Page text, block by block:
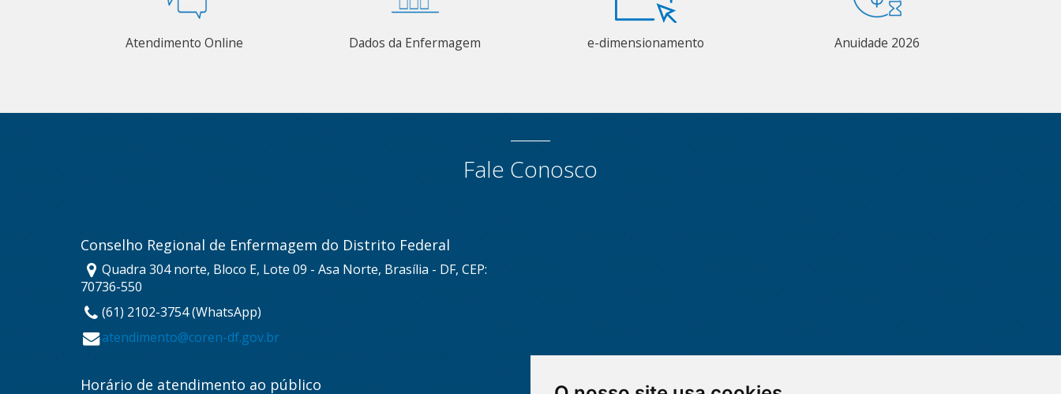
Atendimento Online Dados da Enfermagem e-dimensionamento Anuidade 2026
Fale Conosco
Conselho Regional de Enfermagem do Distrito Federal
Quadra 304 norte, Bloco E, Lote 09 - Asa Norte, Brasília - DF, CEP:
70736-550
(61) 2102-3754 (WhatsApp)
atendimento@coren-df.gov.br
Horário de atendimento ao público